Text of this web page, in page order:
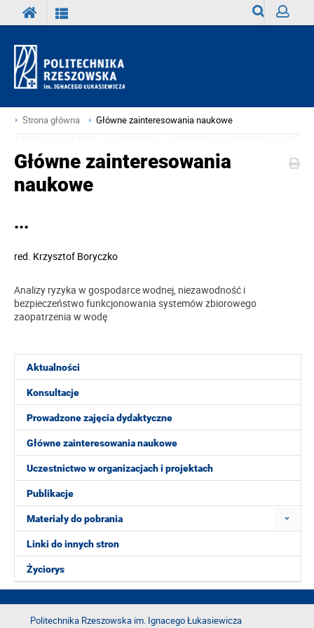
Strona główna Główne zainteresowania naukowe
Aktualności
Konsultacje
Prowadzone zajęcia dydaktyczne
Główne zainteresowania naukowe
Uczestnictwo w organizacjach i projektach
Publikacje
Materiały do pobrania
Linki do innych stron
Życiorys
Główne zainteresowania
naukowe
...
red. Krzysztof Boryczko
Analizy ryzyka w gospodarce wodnej, niezawodność i
bezpieczeństwo funkcjonowania systemów zbiorowego
zaopatrzenia w wodę
Politechnika Rzeszowska im. Ignacego Łukasiewicza